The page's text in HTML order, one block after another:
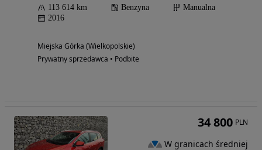
113 614 km Benzyna
Manualna
2016
Miejska Górka (Wielkopolskie)
Prywatny sprzedawca • Podbite
34 800 PLN
W granicach średniej